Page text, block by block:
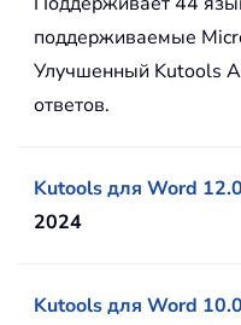
поддерживаемые
Улучшенный Kutools
ответов.
Kutools для Word
2024
Kutools для Word